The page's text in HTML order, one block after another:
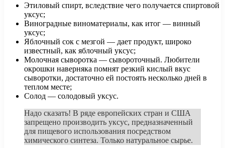
Этиловый спирт, вследствие чего получается спиртовой
уксус;
Виноградные виноматериалы, как итог — винный
уксус;
Яблочный сок с мезгой — дает продукт, широко
известный, как яблочный уксус;
Молочная сыворотка — сывороточный. Любители
окрошки наверняка помнят резкий кислый вкус
сыворотки, достаточно ей постоять несколько дней в
теплом месте;
Солод — солодовый уксус.
Надо сказать! В ряде европейских стран и США
запрещено производить уксус, предназначенный
для пищевого использования посредством
химического синтеза. Только натуральное сырье.